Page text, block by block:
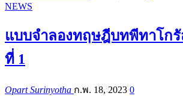
NEWS
แบบจำลองทฤษฎีบทพีทาโก
ที่ 1
Opart Surinyotha ก.พ. 18, 2023 0